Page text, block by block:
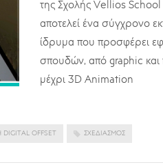
της Σχολής Vellios
αποτελεί ένα σύγχρονο
ίδρυμα που προσφέρει
σπουδών, από graphic
μέχρι 3D Animation
OFFSET ΣΧΕΔΙΑΣΜΌΣ